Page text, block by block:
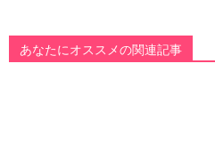
あなたにオススメの関連記事